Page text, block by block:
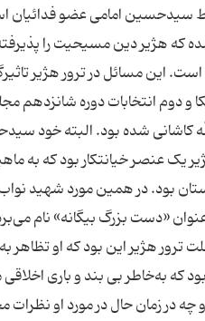
امامی عضو فدائیان
که هژیر دین مسیحیت را
این مسائل در ترور هژیر
و دوم انتخابات دوره شانزدهم
کاشانی شده بود. البته خود
یک عنصر خیانتکار بود که به
بود. در همین مورد شهید
عنوان «دست بزرگ بیگانه» نام
هژیر این بود که او تظاهر
به‌خاطر بی بند و باری اخلاقی
در زمان حال در مورد او نظرات